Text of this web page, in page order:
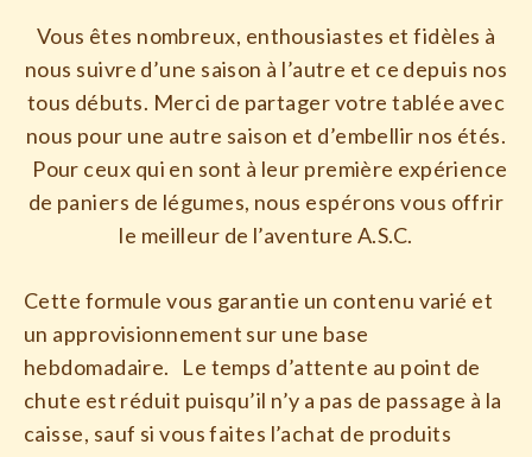
Vous êtes nombreux, enthousiastes et fidèles à
nous suivre d’une saison à l’autre et ce depuis nos
tous débuts. Merci de partager votre tablée avec
nous pour une autre saison et d’embellir nos étés.
Pour ceux qui en sont à leur première expérience
de paniers de légumes, nous espérons vous offrir
le meilleur de l’aventure A.S.C.
Cette formule vous garantie un contenu varié et
un approvisionnement sur une base
hebdomadaire. Le temps d’attente au point de
chute est réduit puisqu’il n’y a pas de passage à la
caisse, sauf si vous faites l’achat de produits